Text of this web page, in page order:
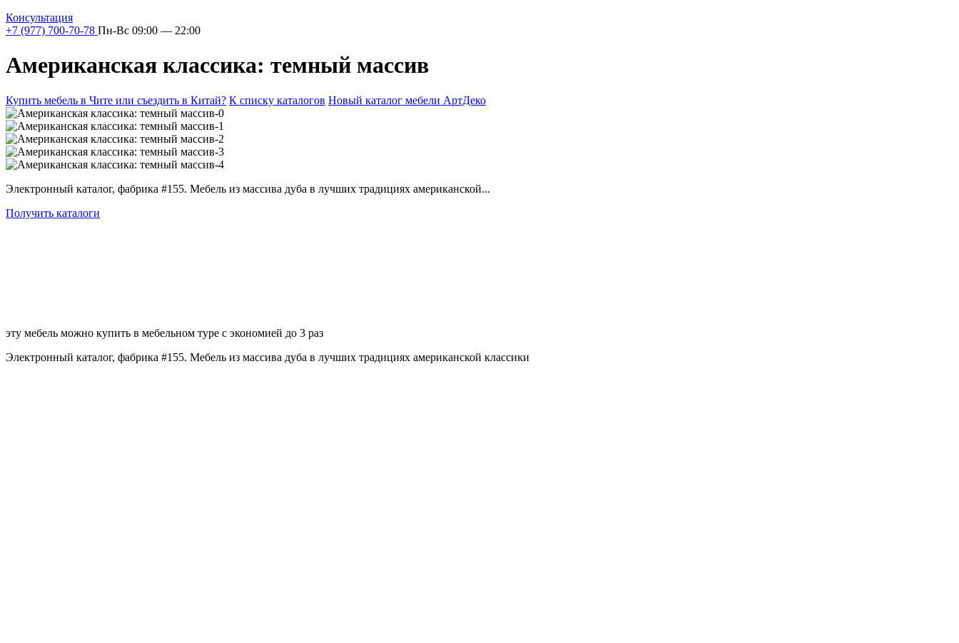
Консультация
+7 (977) 700-70-78 Пн-Вс 09:00 — 22:00
Американская классика: темный массив
Купить мебель в Чите или съездить в Китай? К списку каталогов Новый каталог мебели АртДеко
Электронный каталог, фабрика #155. Мебель из массива дуба в лучших традициях американской...
Получить каталоги
эту мебель можно купить в мебельном туре с экономией до 3 раз
Электронный каталог, фабрика #155. Мебель из массива дуба в лучших традициях американской классики